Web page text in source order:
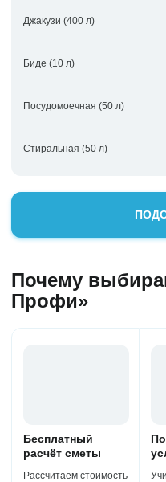
Джакузи (400 л)
Биде (10 л)
Посудомоечная (50 л)
Стиральная (50 л)
Почему
Профи»
Бесплатный
расчёт сметы
Рассчитаем стоимость